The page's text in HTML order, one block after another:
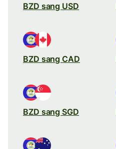
BZD sang USD
BZD sang CAD
BZD sang SGD